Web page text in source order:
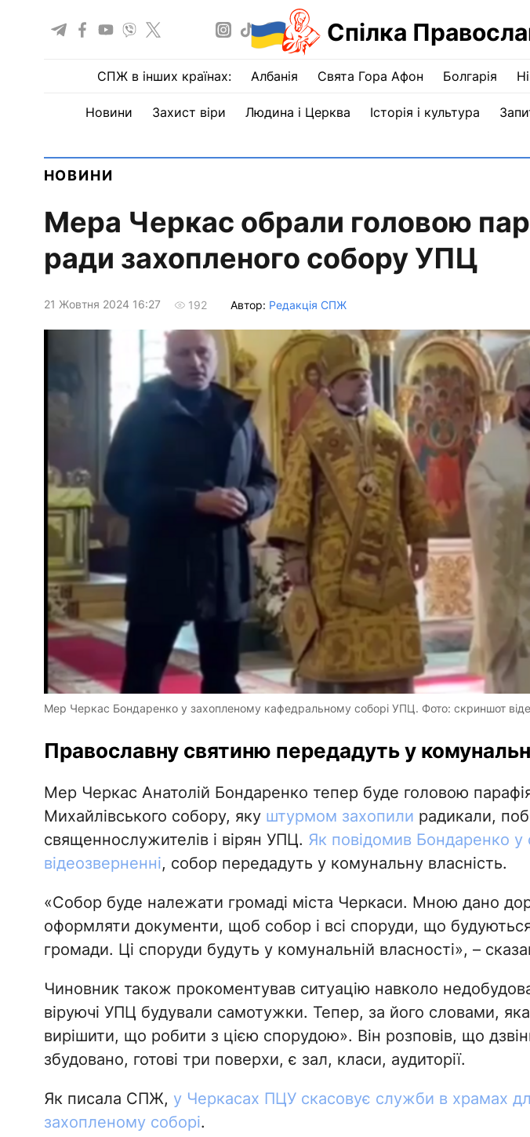
Спілка
СПЖ в інших країнах: Албанія Свята Гора Афон Болгарія
Новини Захист віри Людина і Церква Історія і культура
НОВИНИ
Мера Черкас обрали головою
ради захопленого собору УПЦ
21 Жовтня 2024 16:27 192 Автор: Редакція СПЖ
Мер Черкас Бондаренко у захопленому кафедральному соборі УПЦ. Фото: скриншот
Православну святиню передадуть у
Мер Черкас Анатолій Бондаренко тепер буде головою
Михайлівського собору, яку штурмом захопили радикали,
священнослужителів і вірян УПЦ. Як повідомив Бондаренко у
відеозверненні, собор передадуть у комунальну власність.
«Собор буде належати громаді міста Черкаси. Мною дано
оформляти документи, щоб собор і всі споруди, що
громади. Ці споруди будуть у комунальній власності», –
Чиновник також прокоментував ситуацію навколо
віруючі УПЦ будували самотужки. Тепер, за його словами,
вирішити, що робити з цією спорудою». Він розповів, що
збудовано, готові три поверхи, є зал, класи, аудиторії.
Як писала СПЖ, у Черкасах ПЦУ скасовує служби в храмах
захопленому соборі.